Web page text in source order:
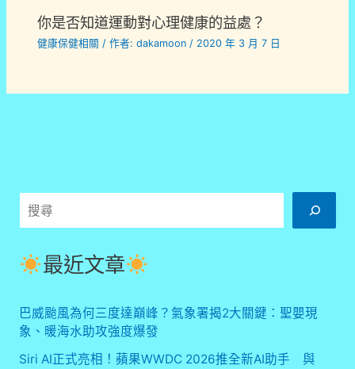
你是否知道運動對心理健康的益處？
健康保健相關 / 作者:dakamoon/ 2020 年 3 月 7 日
搜
尋
最近文章
巴威颱風為何三度達巔峰？氣象署揭2大關鍵：聖嬰現
象、暖海水助攻強度爆發
Siri AI正式亮相！蘋果WWDC 2026推全新AI助手 與